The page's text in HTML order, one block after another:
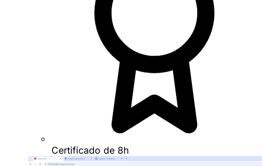
Certificado de 8h